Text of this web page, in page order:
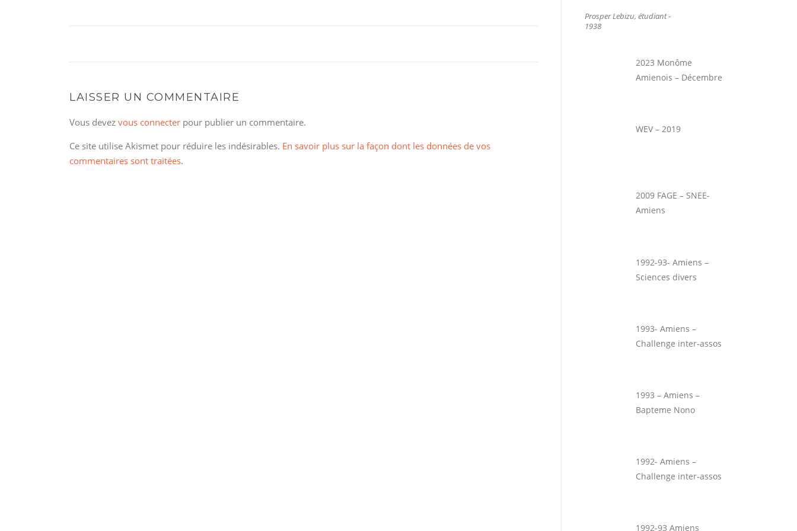
LAISSER UN COMMENTAIRE
Vous devez vous connecter pour publier un commentaire.
Ce site utilise Akismet pour réduire les indésirables. En savoir plus sur la façon dont les données de vos
commentaires sont traitées.
Prosper Lebizu, étudiant -
1938
2023 Monôme
Amienois – Décembre
WEV – 2019
2009 FAGE – SNEE-
Amiens
1992-93- Amiens –
Sciences divers
1993- Amiens –
Challenge inter-assos
1993 – Amiens –
Bapteme Nono
1992- Amiens –
Challenge inter-assos
1992-93 Amiens